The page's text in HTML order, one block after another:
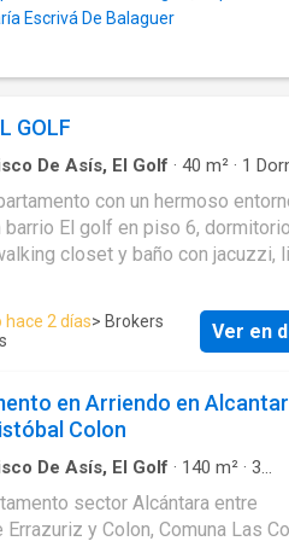
cocina y baños. La calefacción
la que se alimenta de la caldera
2 estacionamientos y 1
Escrivá De Balaguer
GOLF
De Asís, El Golf · 40 m² · 1
·Internet·Ascensor·Gas natural·
Agua
con un hermoso
barrio El golf en piso 6,
closet y baño con jacuzzi,
norte con una espléndida vista,
con horno eléctrico,
extractora, tiene amplia
piso flotante al interior y
terraza. Las instalaciones del
conserjería 24hrs la cual cuenta
de T.V, ingreso a
mediante chip adosado a
2 días> Brokers
Ver en
en Arriendo en
Colon
De Asís, El Golf · 140 m² · 3
sector Alcántara entre
y Colon, Comuna Las